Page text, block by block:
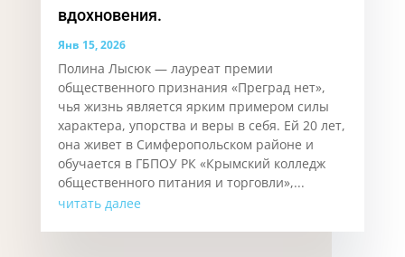
вдохновения.
Янв 15, 2026
Полина Лысюк — лауреат премии
общественного признания «Преград нет»,
чья жизнь является ярким примером силы
характера, упорства и веры в себя. Ей 20 лет,
она живет в Симферопольском районе и
обучается в ГБПОУ РК «Крымский колледж
общественного питания и торговли»,...
читать далее